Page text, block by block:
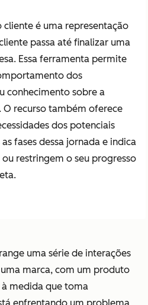
é uma representação
passa até finalizar uma
Essa ferramenta permite
dos
conhecimento sobre a
O recurso também oferece
dos potenciais
fases dessa jornada e indica
restringem o seu progresso
uma série de interações
marca, com um produto
medida que toma